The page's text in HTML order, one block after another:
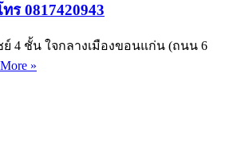
ร 0817420943
4 ชั้น ใจกลางเมืองขอนแก่น (ถนน 6
»